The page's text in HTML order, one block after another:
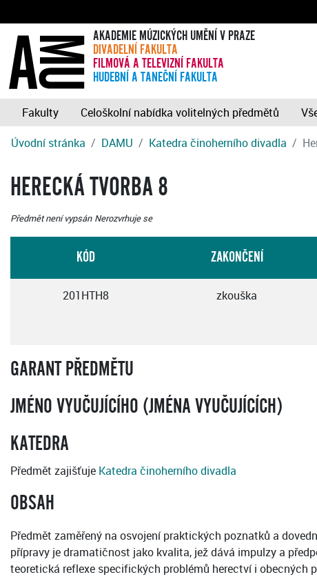
AKADEMIE MÚZICKÝCH UMĚNÍ V PRAZE
DIVADELNÍ FAKULTA
FILMOVÁ A TELEVIZNÍ FAKULTA
HUDEBNÍ A TANEČNÍ FAKULTA
Fakulty Celoškolní nabídka volitelných předmětů
Úvodní stránka
DAMU Katedra činoherního divadla
HERECKÁ TVORBA 8
Předmět není vypsán Nerozvrhuje se
KÓD ZAKONČENÍ
201HTH8 zkouška
GARANT PŘEDMĚTU
JMÉNO VYUČUJÍCÍHO (JMÉNA VYUČUJÍCÍCH)
KATEDRA
Předmět zajišťuje Katedra činoherního divadla
OBSAH
Předmět zaměřený na osvojení praktických poznatků a
přípravy je dramatičnost jako kvalita, jež dává impulzy a
teoretická reflexe specifických problémů herectví i obecných